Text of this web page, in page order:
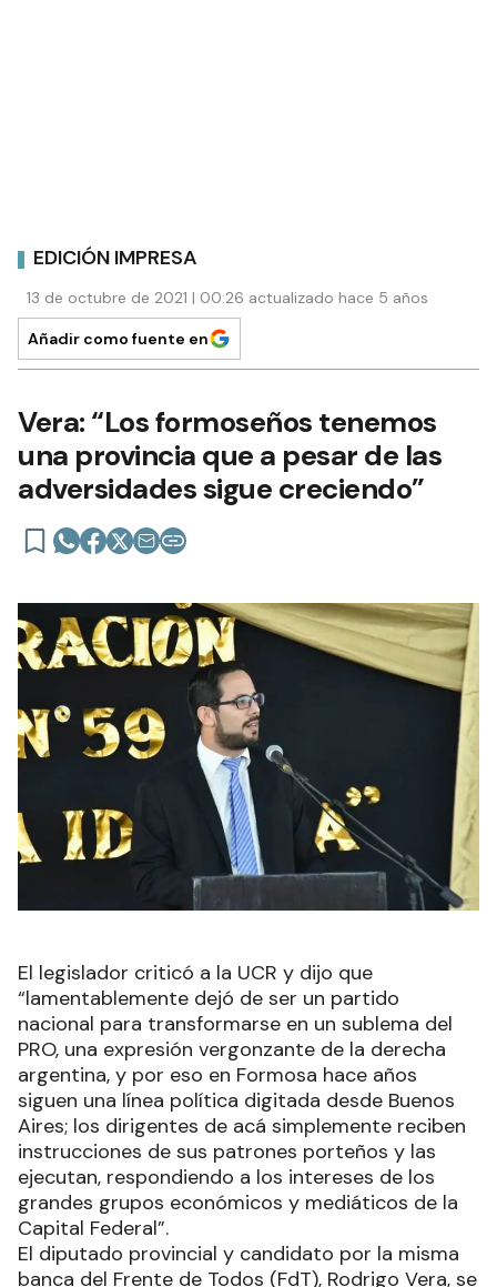
EDICIÓN IMPRESA
13 de octubre de 2021 | 00:26 actualizado hace 5 años
Añadir como fuente en
Vera: “Los formoseños tenemos
una provincia que a pesar de las
adversidades sigue creciendo”
El legislador criticó a la UCR y dijo que
“lamentablemente dejó de ser un partido
nacional para transformarse en un sublema del
PRO, una expresión vergonzante de la derecha
argentina, y por eso en Formosa hace años
siguen una línea política digitada desde Buenos
Aires; los dirigentes de acá simplemente reciben
instrucciones de sus patrones porteños y las
ejecutan, respondiendo a los intereses de los
grandes grupos económicos y mediáticos de la
Capital Federal”.
El diputado provincial y candidato por la misma
banca del Frente de Todos (FdT), Rodrigo Vera, se